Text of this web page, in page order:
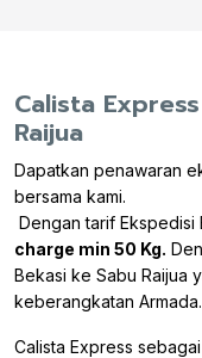
Calista
Raijua
Dapatkan penawaran
bersama kami.
Dengan tarif Ekspedisi
charge min 50 Kg.
Bekasi ke Sabu Raijua
keberangkatan Armada.
Calista Express